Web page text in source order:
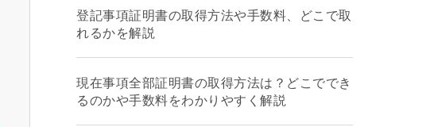
登記事項証明書の取得方法や手数料、どこで取
れるかを解説
現在事項全部証明書の取得方法は？どこででき
るのかや手数料をわかりやすく解説